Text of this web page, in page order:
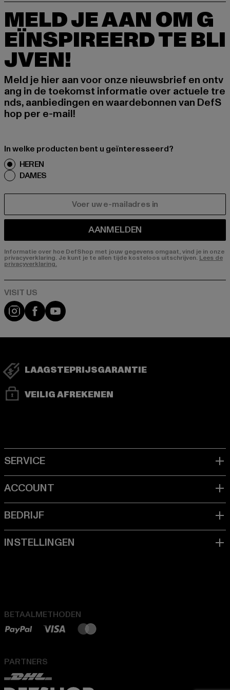
MELD JE AAN OM G
EÏNSPIREERD TE BLI
JVEN!
Meld je hier aan voor onze nieuwsbrief en ontv
ang in de toekomst informatie over actuele tre
nds, aanbiedingen en waardebonnen van DefS
hop per e-mail!
In welke producten bent u geïnteresseerd?
HEREN
DAMES
AANMELDEN
Informatie over hoe DefShop met jouw gegevens omgaat, vind je in onze
privacyverklaring. Je kunt je te allen tijde kosteloos uitschrijven. Lees de
privacyverklaring.
Visit our Instagram page:
Visit our Facebook page:
Visit our YouTube channel:
LAAGSTEPRIJSGARANTIE
VEILIG AFREKENEN
BETAALMETHODEN
PARTNERS